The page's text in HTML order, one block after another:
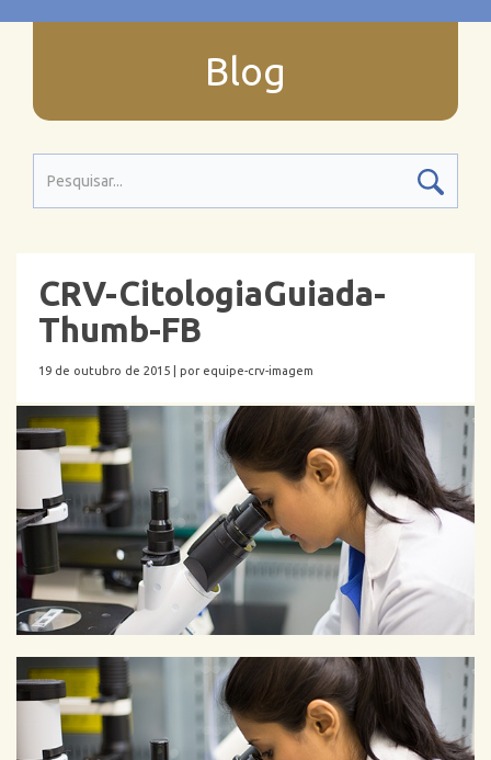
Blog
CRV-CitologiaGuiada-
Thumb-FB
19 de outubro de 2015 | por equipe-crv-imagem